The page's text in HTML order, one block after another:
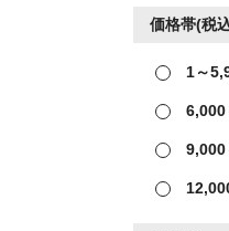
価格帯(税
1～
6,000
9,000